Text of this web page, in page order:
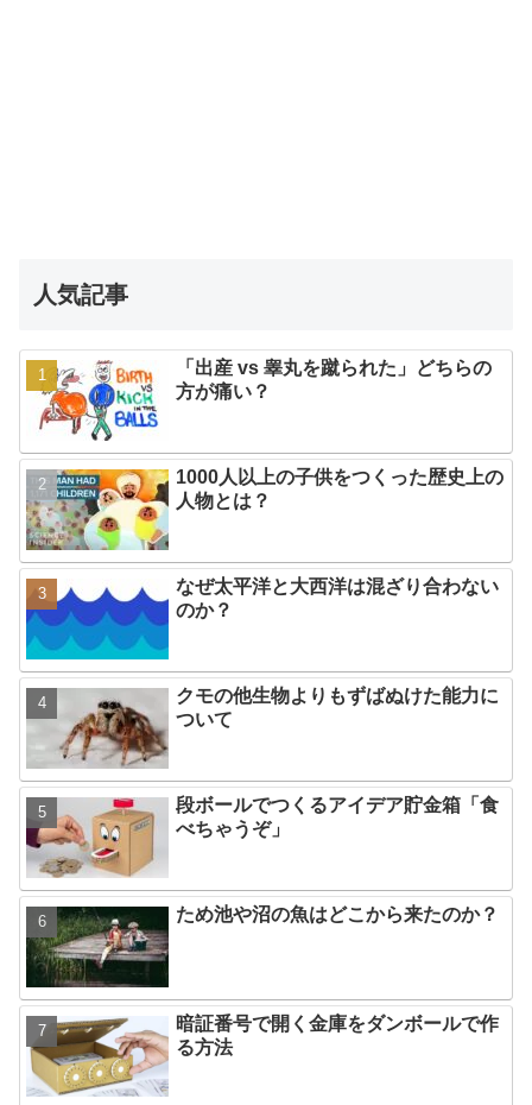
人気記事
「出産 vs 睾丸を蹴られた」どちらの
方が痛い？
1000人以上の子供をつくった歴史上の
人物とは？
なぜ太平洋と大西洋は混ざり合わない
のか？
クモの他生物よりもずばぬけた能力に
ついて
段ボールでつくるアイデア貯金箱「食
べちゃうぞ」
ため池や沼の魚はどこから来たのか？
暗証番号で開く金庫をダンボールで作
る方法